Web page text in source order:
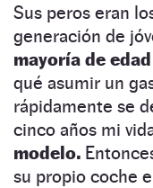
Sus peros eran
generación de
mayoría de edad
qué asumir un
rápidamente se
cinco años mi
modelo.
su propio coche